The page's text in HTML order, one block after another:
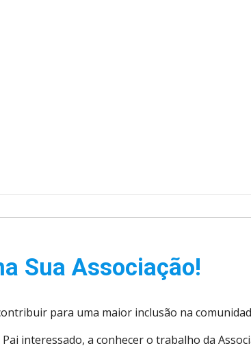
Sua Associação!
para uma maior inclusão na
interessado, a conhecer o trabalho da